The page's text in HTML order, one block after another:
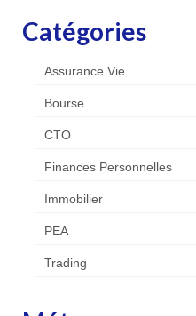
Catégories
Assurance Vie
Bourse
CTO
Finances Personnelles
Immobilier
PEA
Trading